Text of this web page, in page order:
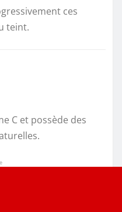
ces
teint.
C et possède des